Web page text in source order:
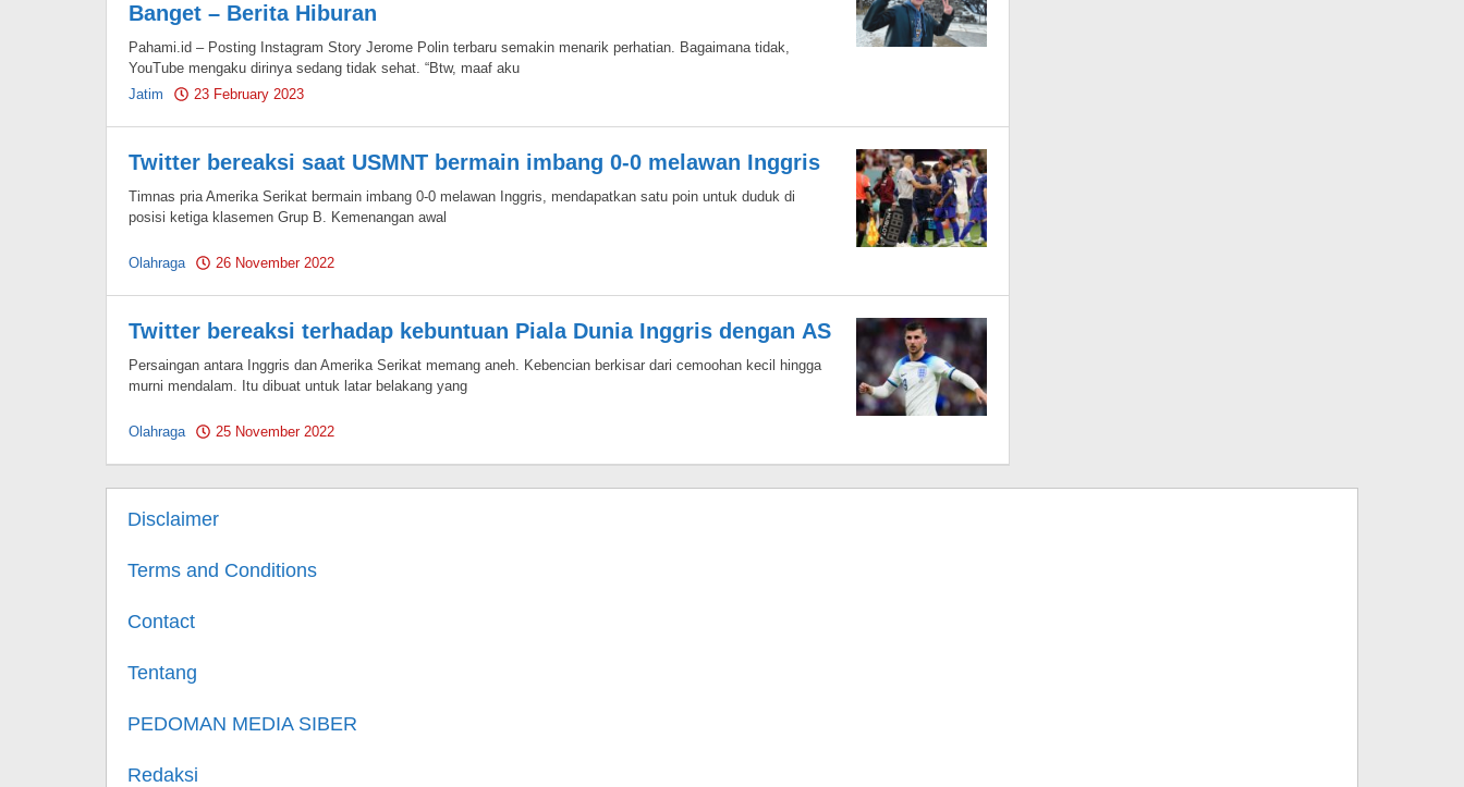
Banget – Berita Hiburan
Pahami.id – Posting Instagram Story Jerome Polin terbaru semakin menarik perhatian. Bagaimana tidak,
YouTube mengaku dirinya sedang tidak sehat. “Btw, maaf aku
Jatim
23 February 2023
Twitter bereaksi saat USMNT bermain imbang 0-0 melawan Inggris
Timnas pria Amerika Serikat bermain imbang 0-0 melawan Inggris, mendapatkan satu poin untuk duduk di
posisi ketiga klasemen Grup B. Kemenangan awal
Olahraga 26 November 2022
Twitter bereaksi terhadap kebuntuan Piala Dunia Inggris dengan AS
Persaingan antara Inggris dan Amerika Serikat memang aneh. Kebencian berkisar dari cemoohan kecil hingga
murni mendalam. Itu dibuat untuk latar belakang yang
Olahraga 25 November 2022
Disclaimer
Terms and Conditions
Contact
Tentang
PEDOMAN MEDIA SIBER
Redaksi